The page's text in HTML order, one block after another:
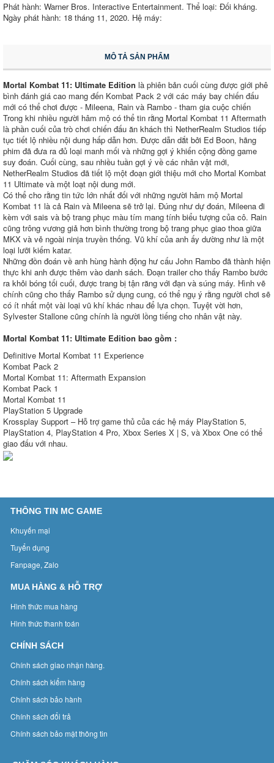
Phát hành: Warner Bros. Interactive Entertainment. Thể loại: Đối kháng.
Ngày phát hành: 18 tháng 11, 2020. Hệ máy:
MÔ TẢ SẢN PHẨM
Mortal Kombat 11: Ultimate Edition là phiên bản cuối cùng được giới phê
bình đánh giá cao mang đến Kombat Pack 2 với các máy bay chiến đấu
mới có thể chơi được - Mileena, Rain và Rambo - tham gia cuộc chiến
Trong khi nhiều người hâm mộ có thể tin rằng Mortal Kombat 11 Aftermath
là phần cuối của trò chơi chiến đấu ăn khách thì NetherRealm Studios tiếp
tục tiết lộ nhiều nội dung hấp dẫn hơn. Được dẫn dắt bởi Ed Boon, hãng
phim đã đưa ra đủ loại manh mối và những gợi ý khiến cộng đồng game
suy đoán. Cuối cùng, sau nhiều tuần gợi ý về các nhân vật mới,
NetherRealm Studios đã tiết lộ một đoạn giới thiệu mới cho Mortal Kombat
11 Ultimate và một loạt nội dung mới.
Có thể cho rằng tin tức lớn nhất đối với những người hâm mộ Mortal
Kombat 11 là cả Rain và Mileena sẽ trở lại. Đúng như dự đoán, Mileena đi
kèm với sais và bộ trang phục màu tím mang tính biểu tượng của cô. Rain
cũng trông vương giả hơn bình thường trong bộ trang phục giao thoa giữa
MKX và vẻ ngoài ninja truyền thống. Vũ khí của anh ấy dường như là một
loại lưỡi kiếm katar.
Những đồn đoán về anh hùng hành động hư cấu John Rambo đã thành hiện
thực khi anh được thêm vào danh sách. Đoạn trailer cho thấy Rambo bước
ra khỏi bóng tối cuối, được trang bị tận răng với đạn và súng máy. Hình vẽ
chính cũng cho thấy Rambo sử dụng cung, có thể ngụ ý rằng người chơi sẽ
có ít nhất một vài loại vũ khí khác nhau để lựa chọn. Tuyệt vời hơn,
Sylvester Stallone cũng chính là người lồng tiếng cho nhân vật này.
Mortal Kombat 11: Ultimate Edition bao gồm :
Definitive Mortal Kombat 11 Experience
Kombat Pack 2
Mortal Kombat 11: Aftermath Expansion
Kombat Pack 1
Mortal Kombat 11
PlayStation 5 Upgrade
Krossplay Support – Hỗ trợ game thủ của các hệ máy PlayStation 5,
PlayStation 4, PlayStation 4 Pro, Xbox Series X | S, và Xbox One có thể
giao đấu với nhau.
THÔNG TIN MC GAME
Khuyến mại
Tuyển dụng
Fanpage, Zalo
MUA HÀNG & HỖ TRỢ
Hình thức mua hàng
Hình thức thanh toán
CHÍNH SÁCH
Chính sách giao nhận hàng.
Chính sách kiểm hàng
Chính sách bảo hành
Chính sách đổi trả
Chính sách bảo mật thông tin